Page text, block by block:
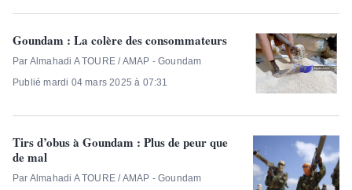
Goundam : La colère des consommateurs
Par Almahadi A TOURE / AMAP - Goundam
Publié mardi 04 mars 2025 à 07:31
Tirs d’obus à Goundam : Plus de peur que
de mal
Par Almahadi A TOURE / AMAP - Goundam